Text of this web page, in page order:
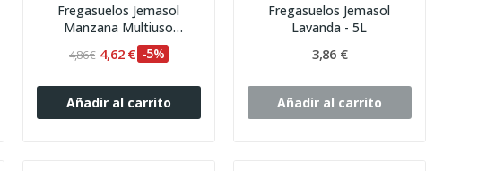
Fregasuelos Jemasol
Manzana Multiuso
(Garrafa...
4,86 € 4,62 € -5%
Añadir al carrito
Fregasuelos Jemasol
Lavanda - 5L
3,86 €
Añadir al carrito